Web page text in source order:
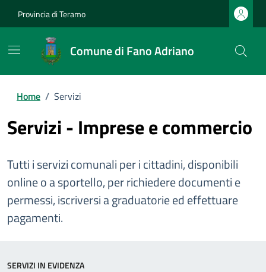
Provincia di Teramo
Comune di Fano Adriano
Home / Servizi
Servizi - Imprese e commercio
Tutti i servizi comunali per i cittadini, disponibili
online o a sportello, per richiedere documenti e
permessi, iscriversi a graduatorie ed effettuare
pagamenti.
SERVIZI IN EVIDENZA